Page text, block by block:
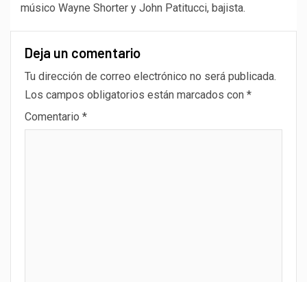
músico Wayne Shorter y John Patitucci, bajista.
Deja un comentario
Tu dirección de correo electrónico no será publicada.
Los campos obligatorios están marcados con *
Comentario *